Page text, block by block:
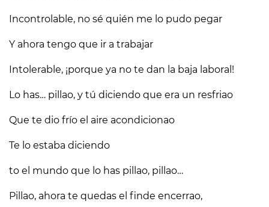
Incontrolable, no sé quién me lo pudo pegar
Y ahora tengo que ir a trabajar
Intolerable, ¡porque ya no te dan la baja laboral!
Lo has… pillao, y tú diciendo que era un resfriao
Que te dio frío el aire acondicionao
Te lo estaba diciendo
to el mundo que lo has pillao, pillao…
Pillao, ahora te quedas el finde encerrao,